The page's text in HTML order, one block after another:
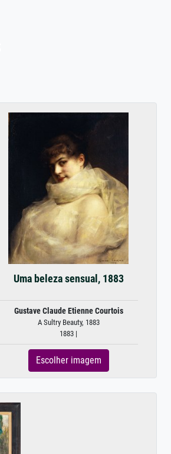
Uma beleza sensual, 1883
Gustave Claude Etienne Courtois
A Sultry Beauty, 1883
1883 |
Escolher imagem